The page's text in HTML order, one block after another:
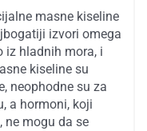
masne kiseline
izvori omega
iz hladnih mora, i
kiseline su
neophodne su za
a hormoni, koji
ne mogu da se